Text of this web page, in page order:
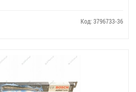
Код: 3796733-36